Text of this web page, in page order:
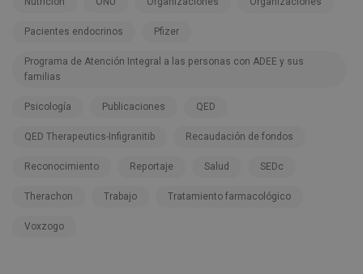
Pacientes endocrinos Pfizer
Programa de Atención Integral a las personas con ADEE y sus
familias
Psicología Publicaciones QED
QED Therapeutics-Infigranitib Recaudación de fondos
Reconocimiento Reportaje Salud SEDc
Therachon Trabajo Tratamiento farmacológico
Voxzogo